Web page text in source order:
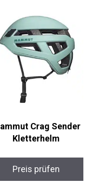
Crag Sender
Kletterhelm
Preis prüfen